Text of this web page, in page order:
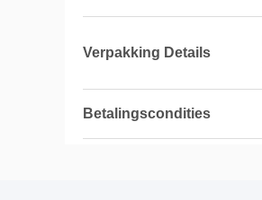
Verpakking Details
Betalingscondities